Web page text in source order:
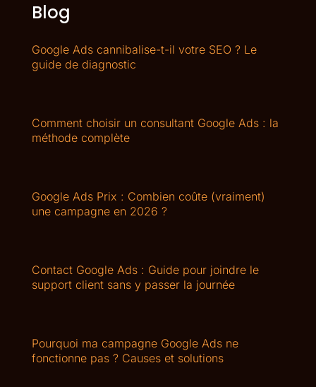
Blog
Google Ads cannibalise-t-il votre SEO ? Le
guide de diagnostic
Comment choisir un consultant Google Ads : la
méthode complète
Google Ads Prix : Combien coûte (vraiment)
une campagne en 2026 ?
Contact Google Ads : Guide pour joindre le
support client sans y passer la journée
Pourquoi ma campagne Google Ads ne
fonctionne pas ? Causes et solutions